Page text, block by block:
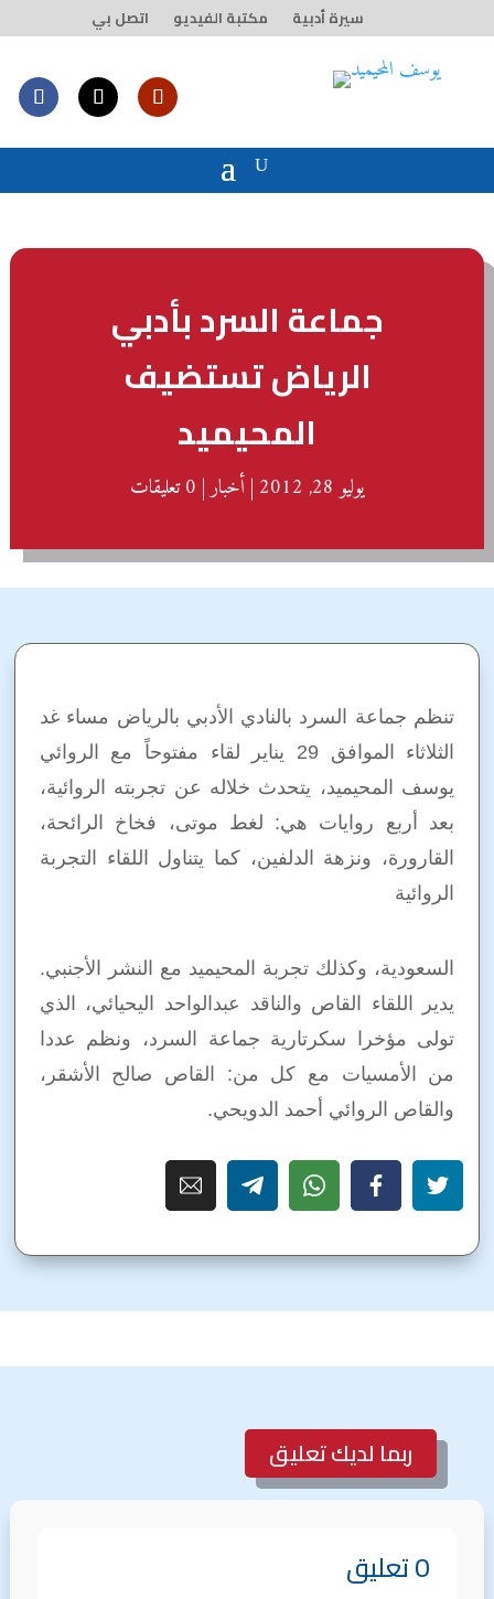
سيرة أدبية مكتبة الفيديو اتصل بي
جماعة السرد بأدبي
الرياض تستضيف
المحيميد
يوليو 28, 2012 |أخبار| 0 تعليقات
تنظم جماعة السرد بالنادي الأدبي بالرياض مساء غد
الثلاثاء الموافق 29 يناير لقاء مفتوحاً مع الروائي
يوسف المحيميد، يتحدث خلاله عن تجربته الروائية،
بعد أربع روايات هي: لغط موتى، فخاخ الرائحة،
القارورة، ونزهة الدلفين، كما يتناول اللقاء التجربة
الروائية
السعودية، وكذلك تجربة المحيميد مع النشر الأجنبي.
يدير اللقاء القاص والناقد عبدالواحد اليحيائي، الذي
تولى مؤخرا سكرتارية جماعة السرد، ونظم عددا
من الأمسيات مع كل من: القاص صالح الأشقر،
والقاص الروائي أحمد الدويحي.
ربما لديك تعليق
0 تعليق